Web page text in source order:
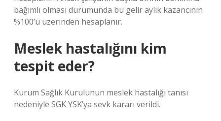
bağımlı olması durumunda bu gelir aylık kazancının
%100’ü üzerinden hesaplanır.
Meslek hastalığını kim
tespit eder?
Kurum Sağlık Kurulunun meslek hastalığı tanısı
nedeniyle SGK YSK’ya sevk kararı verildi.